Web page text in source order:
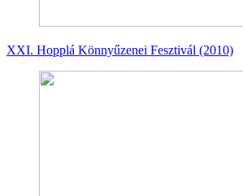
XXI. Hopplá Könnyűzenei Fesztivál (2010)